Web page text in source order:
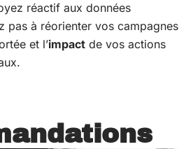
réactif aux données
pas à réorienter vos campagnes
et l’impact de vos actions